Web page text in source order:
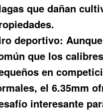
que dañan
deportivo:
que los
en
el 6.35mm
interesante